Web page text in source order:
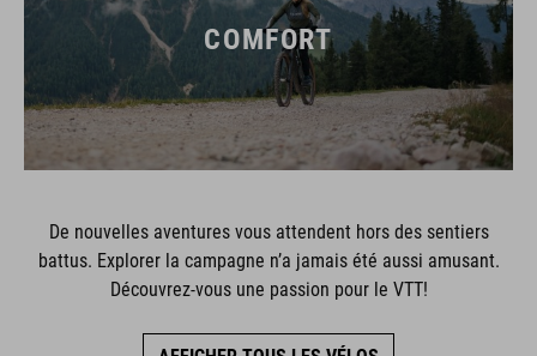
COMFORT
De nouvelles aventures vous attendent hors des sentiers
battus. Explorer la campagne n’a jamais été aussi amusant.
Découvrez-vous une passion pour le VTT!